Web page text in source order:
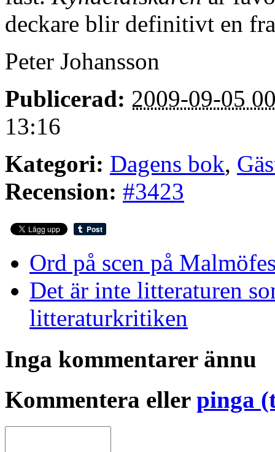
deckare blir definitivt en
Peter Johansson
Publicerad: 2009-09-05
13:16
Kategori: Dagens bok,
Recension: #3423
Ord på scen på
Det är inte litteraturen
litteraturkritiken
Inga kommentarer ännu
Kommentera eller pinga